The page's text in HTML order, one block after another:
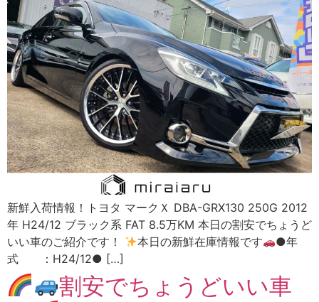
新鮮入荷情報！トヨタ マークＸ DBA-GRX130 250G 2012
年 H24/12 ブラック系 FAT 8.5万KM 本日の割安でちょうど
いい車のご紹介です！
本日の新鮮在庫情報です
●年
式 ：H24/12● […]
割安でちょうどいい車